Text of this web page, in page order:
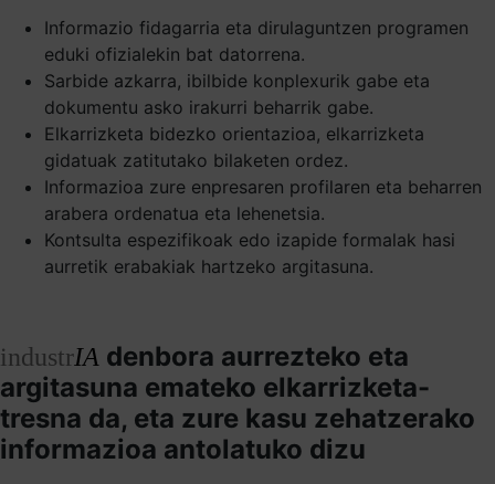
Informazio fidagarria eta dirulaguntzen programen
eduki ofizialekin bat datorrena.
Sarbide azkarra, ibilbide konplexurik gabe eta
dokumentu asko irakurri beharrik gabe.
Elkarrizketa bidezko orientazioa, elkarrizketa
gidatuak zatitutako bilaketen ordez.
Informazioa zure enpresaren profilaren eta beharren
arabera ordenatua eta lehenetsia.
Kontsulta espezifikoak edo izapide formalak hasi
aurretik erabakiak hartzeko argitasuna.
industrIA denbora aurrezteko eta
argitasuna emateko elkarrizketa-
tresna da, eta zure kasu zehatzerako
informazioa antolatuko dizu